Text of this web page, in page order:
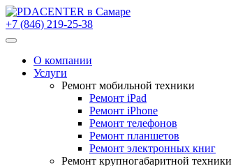
+7 (846) 219-25-38
О компании
Услуги
Ремонт мобильной техники
Ремонт iPad
Ремонт iPhone
Ремонт телефонов
Ремонт планшетов
Ремонт электронных книг
Ремонт крупногабаритной техники